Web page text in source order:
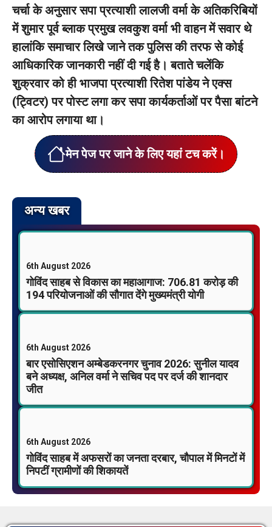
चर्चा के अनुसार सपा प्रत्याशी लालजी वर्मा के अतिकरिबियों
में शुमार पूर्व ब्लाक प्रमुख लवकुश वर्मा भी वाहन में सवार थे
हालांकि समाचार लिखे जाने तक पुलिस की तरफ से कोई
आधिकारिक जानकारी नहीं दी गई है। बताते चलेंकि
शुक्रवार को ही भाजपा प्रत्याशी रितेश पांडेय ने एक्स
(ट्विटर) पर पोस्ट लगा कर सपा कार्यकर्ताओं पर पैसा बांटने
का आरोप लगाया था।
मेन पेज पर जाने के लिए यहां टच करें।
अन्य खबर
6th August 2026
गोविंद साहब से विकास का महाआगाज: 706.81 करोड़ की
194 परियोजनाओं की सौगात देंगे मुख्यमंत्री योगी
6th August 2026
बार एसोसिएशन अम्बेडकरनगर चुनाव 2026: सुनील यादव
बने अध्यक्ष, अनिल वर्मा ने सचिव पद पर दर्ज की शानदार
जीत
6th August 2026
गोविंद साहब में अफसरों का जनता दरबार, चौपाल में मिनटों में
निपटीं ग्रामीणों की शिकायतें